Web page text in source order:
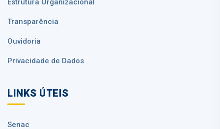
Estrutura Organizacional
Transparência
Ouvidoria
Privacidade de Dados
LINKS ÚTEIS
Senac